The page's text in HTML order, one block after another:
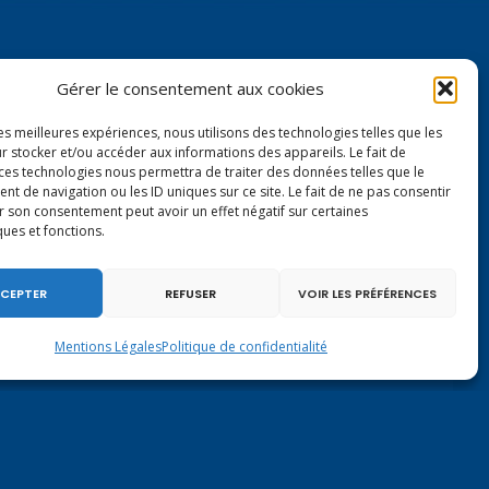
Gérer le consentement aux cookies
meilleures expériences, nous utilisons des technologies telles que les
stocker et/ou accéder aux informations des appareils. Le fait de
technologies nous permettra de traiter des données telles que le
de navigation ou les ID uniques sur ce site. Le fait de ne pas consentir
son consentement peut avoir un effet négatif sur certaines
et fonctions.
REFUSER VOIR LES PRÉFÉRENCES
Mentions LégalesPolitique de confidentialité
Contactez-moi à Paris
126 rue de l’Université
virginie.duby-muller@assemblee-nationale.fr